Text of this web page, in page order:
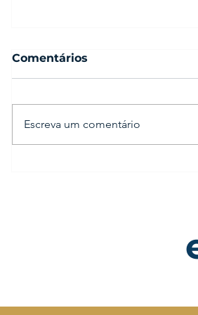
Comentários
Escreva um comentário